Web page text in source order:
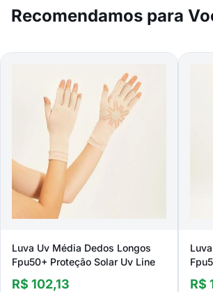
Recomendamos para
Luva Uv Média Dedos Longos
Fpu50+ Proteção Solar Uv Line
R$ 102,13
Uv
R$